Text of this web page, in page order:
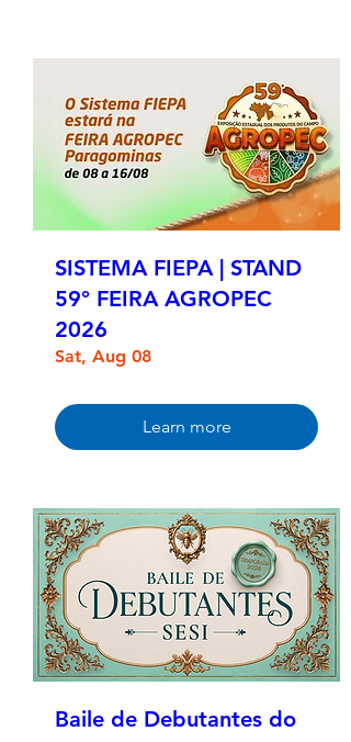
SISTEMA FIEPA | STAND
59° FEIRA AGROPEC
2026
Sat, Aug 08
Learn more
Baile de Debutantes do